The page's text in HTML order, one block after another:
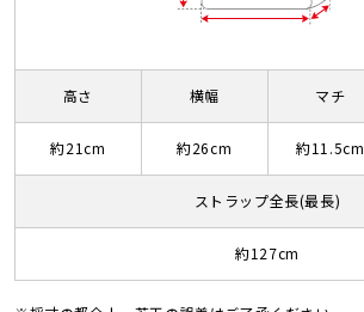
高さ
約21cm
横幅
約26cm
マチ
約11.5cm
ストラップ全長(最長)
約127cm